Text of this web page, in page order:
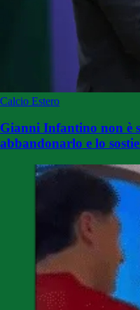
Calcio Estero
Gianni Infantino non è
abbandonarlo e lo